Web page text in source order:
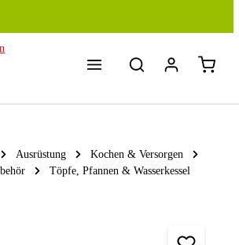
Ausrüstung
Kochen & Versorgen
Töpfe, Pfannen & Wasserkessel